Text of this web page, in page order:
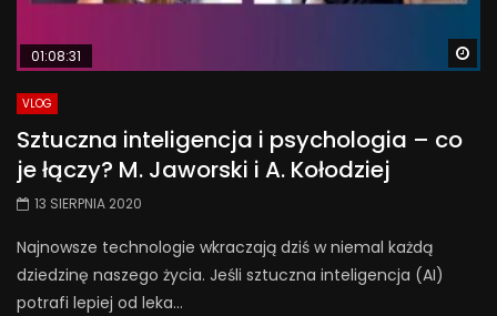
01:08:31
VLOG
Sztuczna inteligencja i psychologia – co
je łączy? M. Jaworski i A. Kołodziej
13 SIERPNIA 2020
Najnowsze technologie wkraczają dziś w niemal każdą
dziedzinę naszego życia. Jeśli sztuczna inteligencja (AI)
potrafi lepiej od leka...